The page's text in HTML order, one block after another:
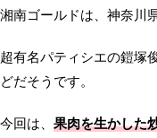
湘南ゴールドは、神奈川
超有名パティシエの鎧塚
どだそうです。
今回は、 果肉を生かした